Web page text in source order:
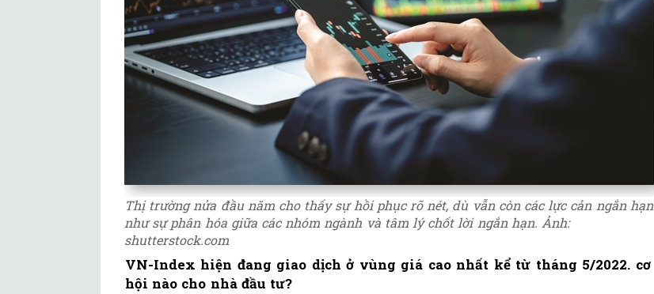
Thị trường nửa đầu năm cho thấy sự hồi phục rõ nét, dù vẫn còn các lực cản ngắn hạn
như sự phân hóa giữa các nhóm ngành và tâm lý chốt lời ngắn hạn. Ảnh:
shutterstock.com
VN-Index hiện đang giao dịch ở vùng giá cao nhất kể từ tháng 5/2022. cơ
hội nào cho nhà đầu tư?